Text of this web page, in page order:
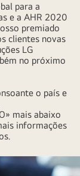
para a
e a AHR 2020
premiado
clientes novas
LG
no próximo
o país e
mais abaixo
informações